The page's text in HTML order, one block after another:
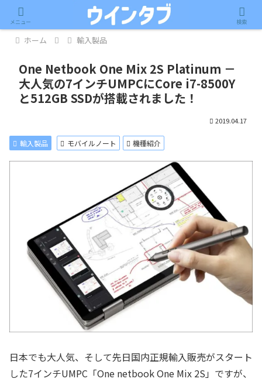
記事内に広告が含まれています。
ホーム 輸入製品
One Netbook One Mix 2S Platinum －
大人気の7インチUMPCにCore i7-8500Y
と512GB SSDが搭載されました！
2019.04.17
輸入製品 モバイルノート 機種紹介
日本でも大人気、そして先日国内正規輸入販売がスタート
した7インチUMPC「One netbook One Mix 2S」ですが、
メニュー 検索